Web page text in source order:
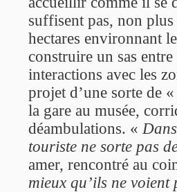
suffisent pas, non
hectares environnant
construire un sas
interactions avec les
projet d’une sorte de
la gare au musée,
déambulations. «
touriste ne sorte pas
amer, rencontré au
mieux qu’ils ne